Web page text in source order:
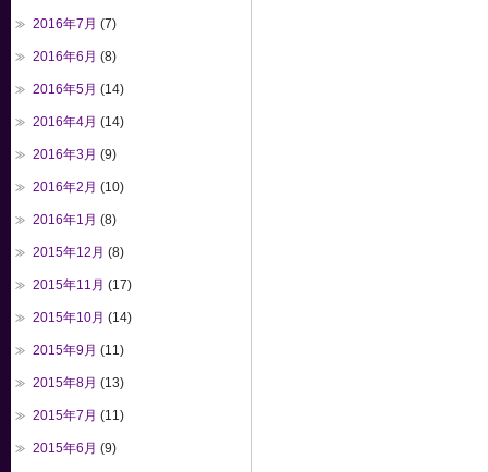
2016年7月 (7)
2016年6月 (8)
2016年5月 (14)
2016年4月 (14)
2016年3月 (9)
2016年2月 (10)
2016年1月 (8)
2015年12月 (8)
2015年11月 (17)
2015年10月 (14)
2015年9月 (11)
2015年8月 (13)
2015年7月 (11)
2015年6月 (9)